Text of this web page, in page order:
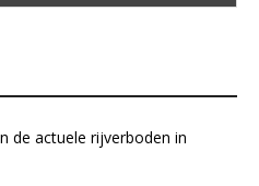
de actuele rijverboden in